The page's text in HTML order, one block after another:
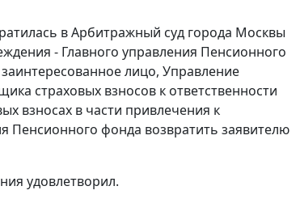
в Арбитражный суд города Москвы
- Главного управления Пенсионного
лицо, Управление
страховых взносов к ответственности
взносах в части привлечения к
Пенсионного фонда возвратить заявителю
удовлетворил.